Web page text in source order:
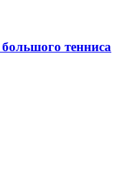
тенниса